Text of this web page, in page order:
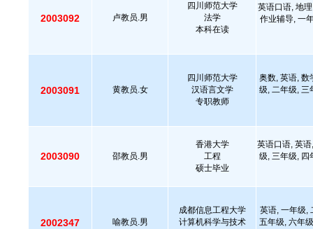
2003092 卢教员.男
四川师范大学
法学
本科在读
英语口语, 地
作业辅导, 一
2003091 黄教员.女
四川师范大学
汉语言文学
专职教师
奥数, 英语, 数
级, 二年级, 三
2003090 邵教员.男
香港大学
工程
硕士毕业
英语口语, 英
级, 三年级, 四
2002347 喻教员.男
成都信息工程大学
计算机科学与技术
英语, 一年级,
五年级, 六年